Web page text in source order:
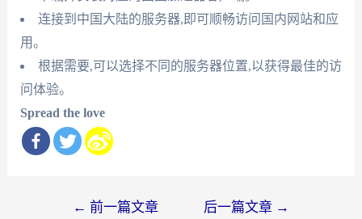
连接到中国大陆的服务器,即可顺畅访问国内网站和应
用。
根据需要,可以选择不同的服务器位置,以获得最佳的访
问体验。
Spread the love
← 前一篇文章 后一篇文章 →